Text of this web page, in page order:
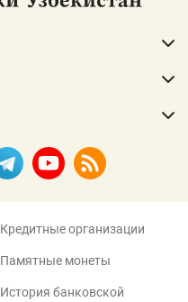
Кредитные организации
Памятные монеты
История банковской